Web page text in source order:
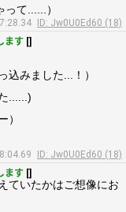
て......）
ID: Jw0U0Ed60 (18)
ます []
込みました...！）
......)
）
ID: Jw0U0Ed60 (18)
ます []
ていたかはご想像にお